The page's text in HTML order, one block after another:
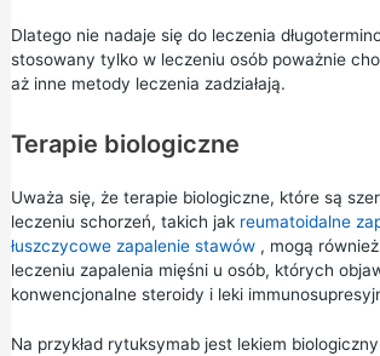
Dlatego nie nadaje się do leczenia
stosowany tylko w leczeniu osób poważnie
aż inne metody leczenia zadziałają.
Terapie biologiczne
Uważa się, że terapie biologiczne, które są
leczeniu schorzeń, takich jak reumatoidalne
łuszczycowe zapalenie stawów, mogą
leczeniu zapalenia mięśni u osób, których
konwencjonalne steroidy i leki
Na przykład rytuksymab jest lekiem